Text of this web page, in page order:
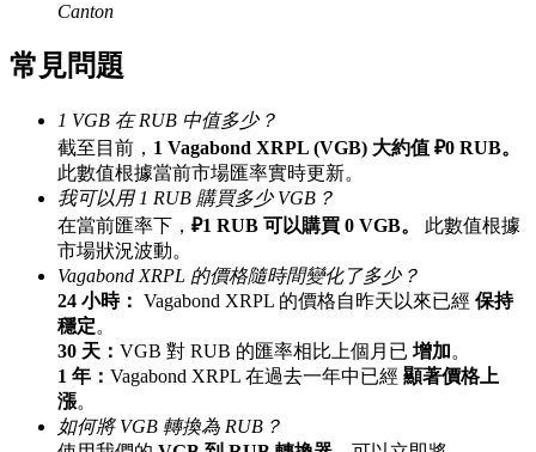
邀请好友
邀請朋友獲得現金獎勵
BTC 專享獎勵
Canton
常見問題
1 VGB 在 RUB 中值多少？
截至目前， 1 Vagabond XRPL (VGB) 大約值 ₽0 RUB。
此數值根據當前市場匯率實時更新。
我可以用 1 RUB 購買多少 VGB？
在當前匯率下， ₽1 RUB 可以購買 0 VGB。
此數值根據
市場狀況波動。
Vagabond XRPL 的價格隨時間變化了多少？
24 小時： Vagabond XRPL 的價格自昨天以來已經 保持
穩定。
30 天： VGB 對 RUB 的匯率相比上個月已 增加。
1 年： Vagabond XRPL 在過去一年中已經 顯著價格上
漲。
如何將 VGB 轉換為 RUB？